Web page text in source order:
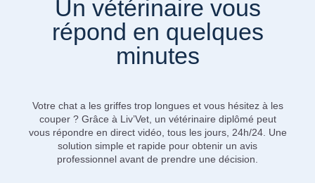
Un vétérinaire vous
répond en quelques
minutes
Votre chat a les griffes trop longues et vous hésitez à les
couper ? Grâce à Liv’Vet, un vétérinaire diplômé peut
vous répondre en direct vidéo, tous les jours, 24h/24. Une
solution simple et rapide pour obtenir un avis
professionnel avant de prendre une décision.